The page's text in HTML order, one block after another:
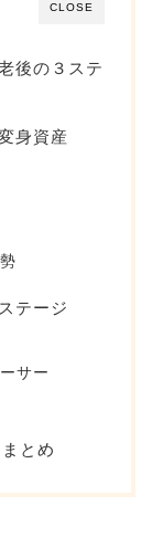
CLOSE
後の３ステ
身資産
テージ
サー
とめ